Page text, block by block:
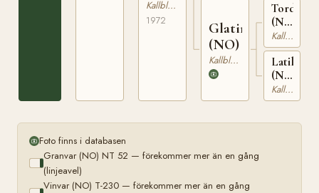
Kallblodig Travare
1972
Glatina
(NO)
Kallblodig Travare
Tordenfly
(NO)
T-
240
Kallblodig Travare
Latilla
(NO)
N
22015
Kallblodig Travare
Foto finns i databasen
Granvar (NO) NT 52 — förekommer mer än en gång
(linjeavel)
Vinvar (NO) T-230 — förekommer mer än en gång